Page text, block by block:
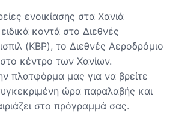
ενοικίασης στα Χανιά
κοντά στο Διεθνές
(KBP), το Διεθνές Αεροδρόμιο
κέντρο των Χανίων.
πλατφόρμα μας για να βρείτε
ώρα παραλαβής και
στο πρόγραμμά σας.